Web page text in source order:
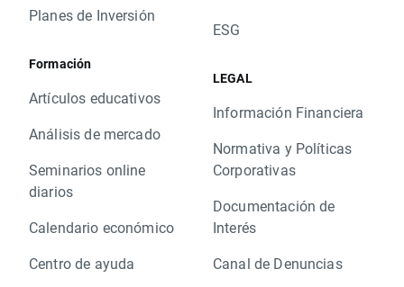
Planes de Inversión
Formación
Artículos educativos
Análisis de mercado
Seminarios online
diarios
Calendario económico
Centro de ayuda
ESG
LEGAL
Información Financiera
Normativa y Políticas
Corporativas
Documentación de
Interés
Canal de Denuncias